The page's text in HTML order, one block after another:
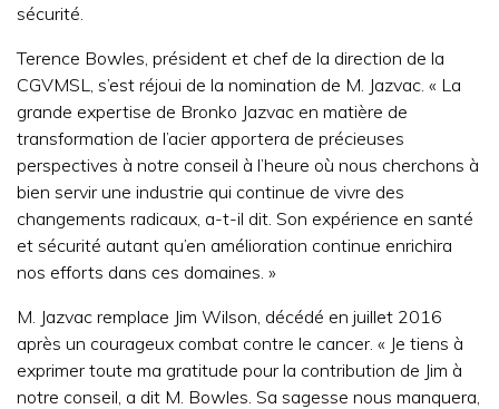
sécurité.
Terence Bowles, président et chef de la direction de la
CGVMSL, s’est réjoui de la nomination de M. Jazvac. « La
grande expertise de Bronko Jazvac en matière de
transformation de l’acier apportera de précieuses
perspectives à notre conseil à l’heure où nous cherchons à
bien servir une industrie qui continue de vivre des
changements radicaux, a-t-il dit. Son expérience en santé
et sécurité autant qu’en amélioration continue enrichira
nos efforts dans ces domaines. »
M. Jazvac remplace Jim Wilson, décédé en juillet 2016
après un courageux combat contre le cancer. « Je tiens à
exprimer toute ma gratitude pour la contribution de Jim à
notre conseil, a dit M. Bowles. Sa sagesse nous manquera,